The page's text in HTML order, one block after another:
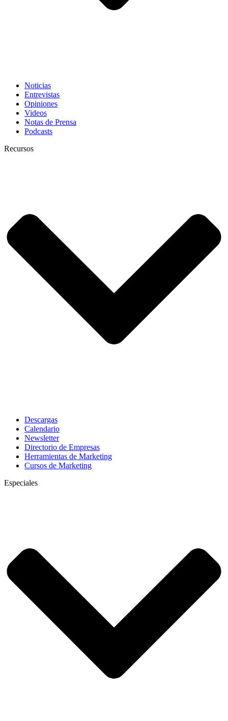
Noticias
Entrevistas
Opiniones
Videos
Notas de Prensa
Podcasts
Recursos
Descargas
Calendario
Newsletter
Directorio de Empresas
Herramientas de Marketing
Cursos de Marketing
Especiales